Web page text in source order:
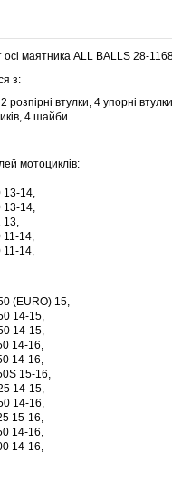
маятника ALL BALLS 28-
з:
розпірні втулки, 4 упорні
4 шайби.
мотоциклів:
13-14,
13-14,
13,
11-14,
11-14,
(EURO) 15,
14-15,
14-15,
14-16,
14-16,
15-16,
14-15,
14-16,
15-16,
14-16,
14-16,